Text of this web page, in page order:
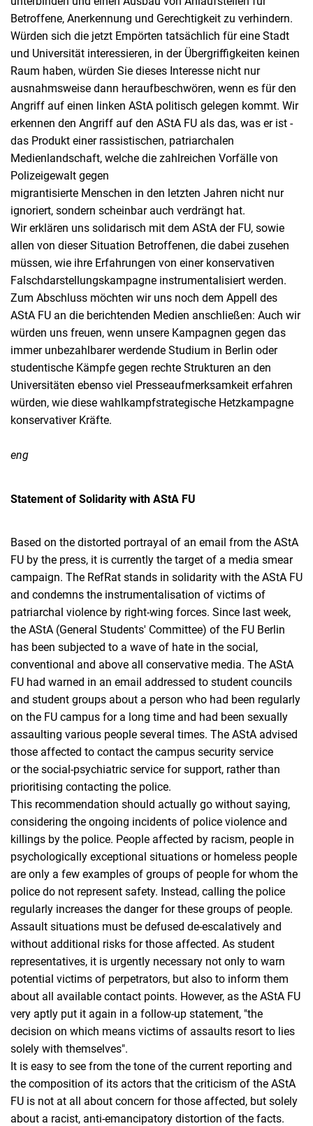
Betroffene, Anerkennung und Gerechtigkeit zu verhindern.
Würden sich die jetzt Empörten tatsächlich für eine Stadt
und Universität interessieren, in der Übergriffigkeiten keinen
Raum haben, würden Sie dieses Interesse nicht nur
ausnahmsweise dann heraufbeschwören, wenn es für den
Angriff auf einen linken AStA politisch gelegen kommt. Wir
erkennen den Angriff auf den AStA FU als das, was er ist -
das Produkt einer rassistischen, patriarchalen
Medienlandschaft, welche die zahlreichen Vorfälle von
Polizeigewalt gegen
migrantisierte Menschen in den letzten Jahren nicht nur
ignoriert, sondern scheinbar auch verdrängt hat.
Wir erklären uns solidarisch mit dem AStA der FU, sowie
allen von dieser Situation Betroffenen, die dabei zusehen
müssen, wie ihre Erfahrungen von einer konservativen
Falschdarstellungskampagne instrumentalisiert werden.
Zum Abschluss möchten wir uns noch dem Appell des
AStA FU an die berichtenden Medien anschließen: Auch wir
würden uns freuen, wenn unsere Kampagnen gegen das
immer unbezahlbarer werdende Studium in Berlin oder
studentische Kämpfe gegen rechte Strukturen an den
Universitäten ebenso viel Presseaufmerksamkeit erfahren
würden, wie diese wahlkampfstrategische Hetzkampagne
konservativer Kräfte.
eng
Statement of Solidarity with AStA FU
Based on the distorted portrayal of an email from the AStA
FU by the press, it is currently the target of a media smear
campaign. The RefRat stands in solidarity with the AStA FU
and condemns the instrumentalisation of victims of
patriarchal violence by right-wing forces. Since last week,
the AStA (General Students' Committee) of the FU Berlin
has been subjected to a wave of hate in the social,
conventional and above all conservative media. The AStA
FU had warned in an email addressed to student councils
and student groups about a person who had been regularly
on the FU campus for a long time and had been sexually
assaulting various people several times. The AStA advised
those affected to contact the campus security service
or the social-psychiatric service for support, rather than
prioritising contacting the police.
This recommendation should actually go without saying,
considering the ongoing incidents of police violence and
killings by the police. People affected by racism, people in
psychologically exceptional situations or homeless people
are only a few examples of groups of people for whom the
police do not represent safety. Instead, calling the police
regularly increases the danger for these groups of people.
Assault situations must be defused de-escalatively and
without additional risks for those affected. As student
representatives, it is urgently necessary not only to warn
potential victims of perpetrators, but also to inform them
about all available contact points. However, as the AStA FU
very aptly put it again in a follow-up statement, "the
decision on which means victims of assaults resort to lies
solely with themselves".
It is easy to see from the tone of the current reporting and
the composition of its actors that the criticism of the AStA
FU is not at all about concern for those affected, but solely
about a racist, anti-emancipatory distortion of the facts.